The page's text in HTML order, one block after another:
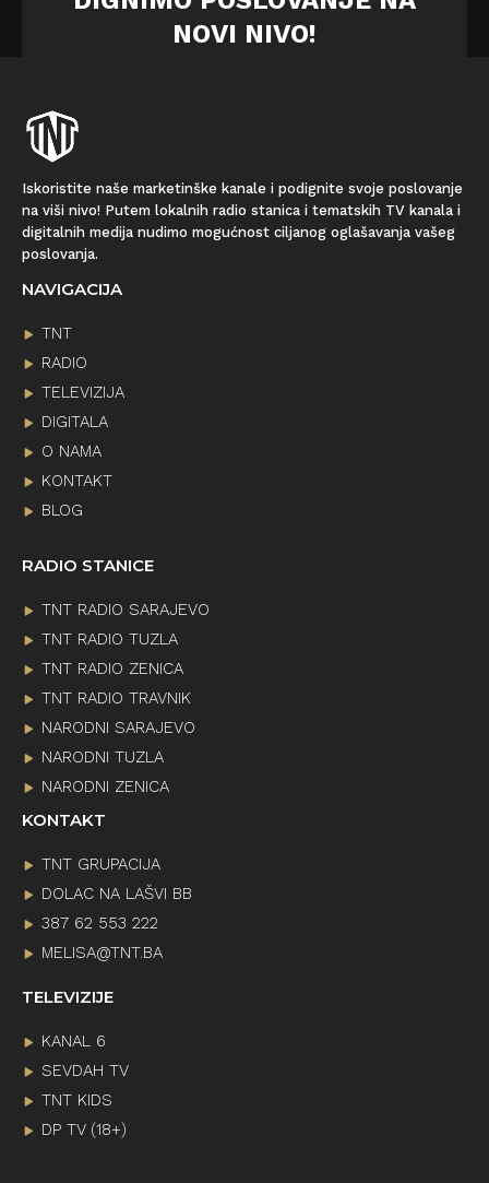
NOVI NIVO!
Iskoristite naše marketinške kanale i podignite svoje poslovanje
na viši nivo! Putem lokalnih radio stanica i tematskih TV kanala i
digitalnih medija nudimo mogućnost ciljanog oglašavanja vašeg
poslovanja.
NAVIGACIJA
TNT
RADIO
TELEVIZIJA
DIGITALA
O NAMA
KONTAKT
BLOG
RADIO STANICE
TNT RADIO SARAJEVO
TNT RADIO TUZLA
TNT RADIO ZENICA
TNT RADIO TRAVNIK
NARODNI SARAJEVO
NARODNI TUZLA
NARODNI ZENICA
KONTAKT
TNT GRUPACIJA
DOLAC NA LAŠVI BB
387 62 553 222
MELISA@TNT.BA
TELEVIZIJE
KANAL 6
SEVDAH TV
TNT KIDS
DP TV (18+)